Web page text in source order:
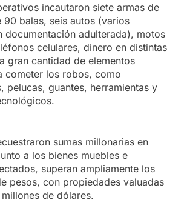
incautaron siete armas de
90 balas, seis autos (varios
documentación adulterada), motos
celulares, dinero en distintas
gran cantidad de elementos
cometer los robos, como
pelucas, guantes, herramientas y
sumas millonarias en
a los bienes muebles e
superan ampliamente los
pesos, con propiedades valuadas
de dólares.